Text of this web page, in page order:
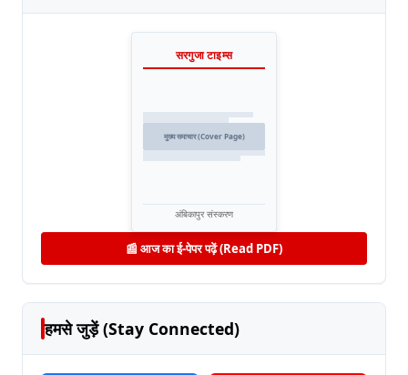
सरगुजा टाइम्स
मुख्य समाचार (Cover Page)
अंबिकापुर संस्करण
📰 आज का ई-पेपर पढ़ें (Read PDF)
हमसे जुड़ें (Stay Connected)